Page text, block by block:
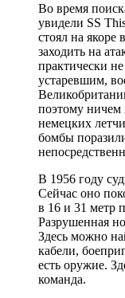
Во время
увидели SS
стоял на якоре
заходить на
практически
устаревшим,
поэтому ничем
немецких
бомбы
В 1956 году
Сейчас оно
в 16 и 31 метр
Разрушенная
Здесь можно
кабели,
есть оружие.
команда.